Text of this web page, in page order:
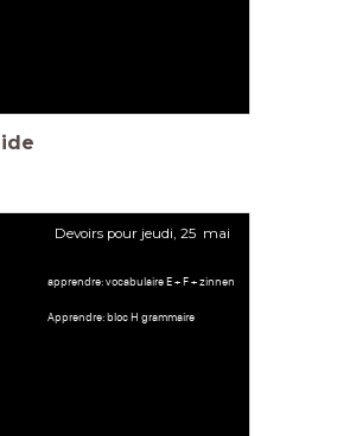
Devoirs pour jeudi, 25 mai
apprendre: vocabulaire E + F + zinnen
Apprendre: bloc H grammaire